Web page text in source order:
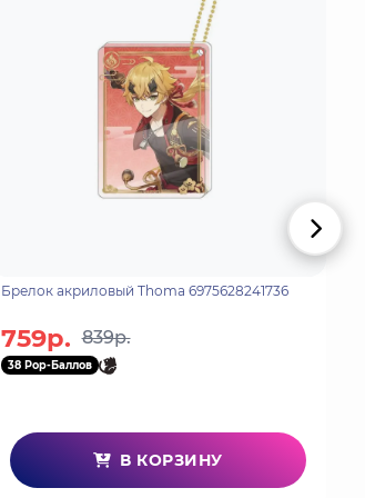
Брелок акриловый Thoma 6975628241736
759р. 839р.
38 Pop-Баллов
В КОРЗИНУ